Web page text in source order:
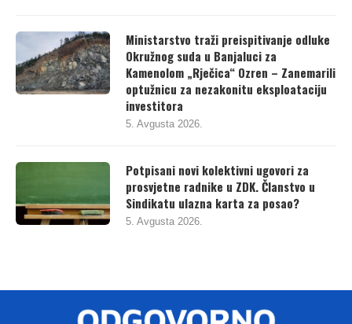
Ministarstvo traži preispitivanje odluke
Okružnog suda u Banjaluci za
Kamenolom „Rječica“ Ozren – Zanemarili
optužnicu za nezakonitu eksploataciju
investitora
5. Avgusta 2026.
Potpisani novi kolektivni ugovori za
prosvjetne radnike u ZDK. Članstvo u
Sindikatu ulazna karta za posao?
5. Avgusta 2026.